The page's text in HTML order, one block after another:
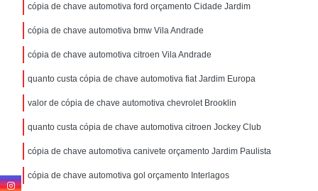
cópia de chave automotiva ford orçamento Cidade Jardim
cópia de chave automotiva bmw Vila Andrade
cópia de chave automotiva citroen Vila Andrade
quanto custa cópia de chave automotiva fiat Jardim Europa
valor de cópia de chave automotiva chevrolet Brooklin
quanto custa cópia de chave automotiva citroen Jockey Club
cópia de chave automotiva canivete orçamento Jardim Paulista
cópia de chave automotiva gol orçamento Interlagos